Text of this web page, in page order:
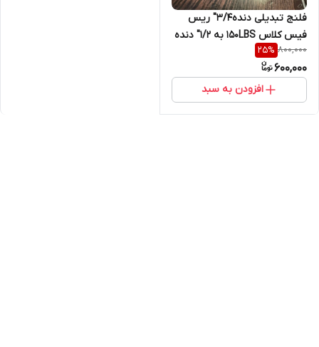
فلنج تبدیلی دنده3/4" ریس
فیس کلاس 150LBS به 1/2" دنده
از جنس SA182F304/
F304L,ANSIB16.5,فابریک
800,000
25%
600,000
افزودن به سبد